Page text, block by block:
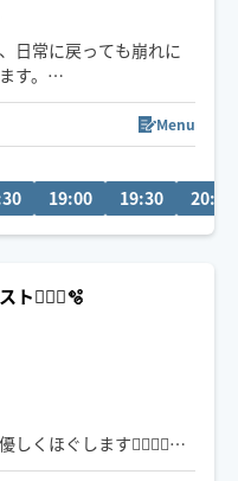
日常に戻っても崩れに
す。
す・整える」を組み合
わせ、身体のバランス
Menu
19:00 19:30 20:00
ト💆🏼‍♀️🫧
くほぐします💆🏼‍♀️✨
痛、ジムの後のメンテ